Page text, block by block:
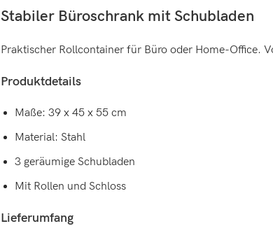
Stabiler Büroschrank mit Schubladen
Praktischer Rollcontainer für Büro oder Home-Office.
Produktdetails
Maße: 39 x 45 x 55 cm
Material: Stahl
3 geräumige Schubladen
Mit Rollen und Schloss
Lieferumfang